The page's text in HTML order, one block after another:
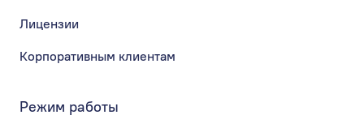
Лицензии
Корпоративным клиентам
Режим работы